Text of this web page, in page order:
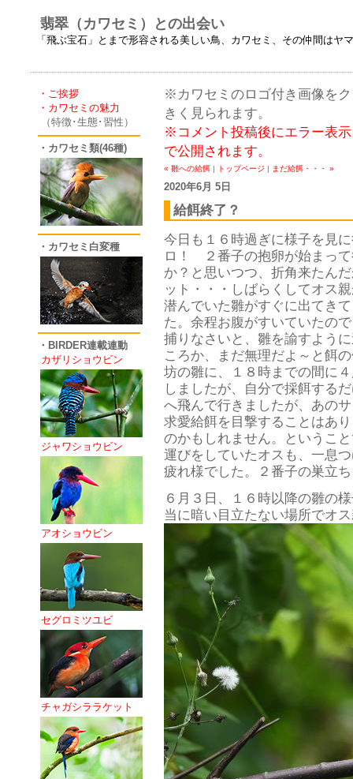
翡翠（カワセミ）との出会い
「飛ぶ宝石」とまで形容される美しい鳥、カワセミ、その仲間は
・ご挨拶
・カワセミの魅力
（特徴･生態･習性）
・カワセミ類(46種)
・カワセミ白変種
・BIRDER連載連動
カザリショウビン
ジャワショウビン
アオショウビン
セグロミツユビ
チャガシララケット
※カワセミのロゴ付き画像を
きく見られます。
※コメント投稿後にエラー表
で公開されます。
« 雛への給餌| トップページ | まだ給餌・・・ »
2020年6月 5日
給餌終了？
今日も１６時過ぎに様子を見
ロ！ ２番子の抱卵が始まっ
か？と思いつつ、折角来たん
ット・・・しばらくしてオス
潜んでいた雛がすぐに出てき
た。余程お腹がすいていたの
捕りなさいと、雛を諭すよう
ころか、まだ無理だよ～と餌
坊の雛に、１８時までの間に
しましたが、自分で採餌する
へ飛んで行きましたが、あの
求愛給餌を目撃することはあ
のかもしれません。というこ
運びをしていたオスも、一息
疲れ様でした。２番子の巣立
６月３日、１６時以降の雛の
当に暗い目立たない場所でオ